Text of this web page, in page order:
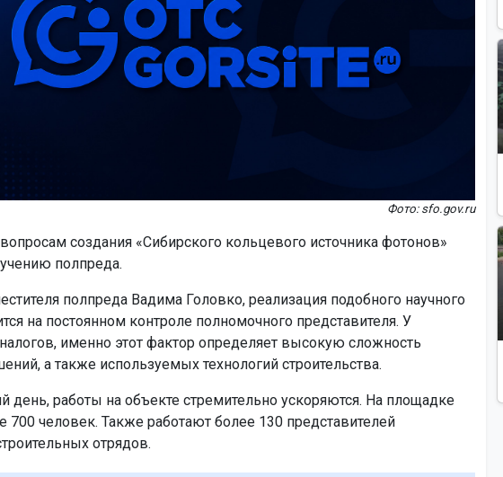
Фото: sfo.gov.ru
создания «Сибирского кольцевого источника фотонов»
полпреда.
полпреда Вадима Головко, реализация подобного научного
на постоянном контроле полномочного представителя. У
именно этот фактор определяет высокую сложность
а также используемых технологий строительства.
день, работы на объекте стремительно ускоряются. На площадке
700 человек. Также работают более 130 представителей
отрядов.